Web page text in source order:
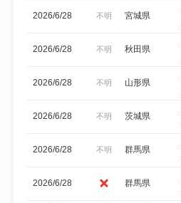
2026/6/28 不明 宮城県
2026/6/28 不明 秋田県
2026/6/28 不明 山形県
2026/6/28 不明 茨城県
2026/6/28 不明 群馬県
2026/6/28 群馬県